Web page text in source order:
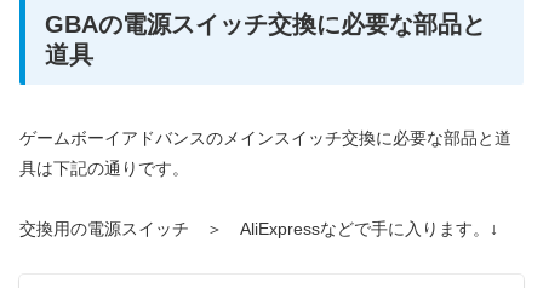
GBAの電源スイッチ交換に必要な部品と
道具
ゲームボーイアドバンスのメインスイッチ交換に必要な部品と道
具は下記の通りです。
交換用の電源スイッチ ＞ AliExpressなどで手に入ります。↓